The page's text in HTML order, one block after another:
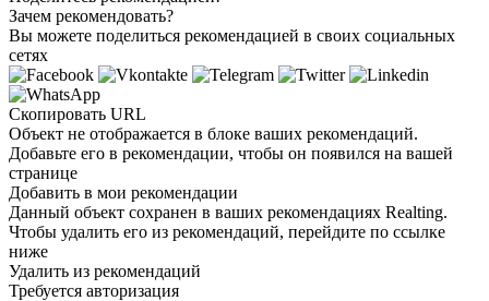
Зачем рекомендовать?
Вы можете поделиться рекомендацией в своих социальных
сетях
Скопировать URL
Объект не отображается в блоке ваших рекомендаций.
Добавьте его в рекомендации, чтобы он появился на вашей
странице
Добавить в мои рекомендации
Данный объект сохранен в ваших рекомендациях Realting.
Чтобы удалить его из рекомендаций, перейдите по ссылке
ниже
Удалить из рекомендаций
Требуется авторизация